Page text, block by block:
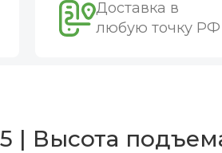
Доставка в
любую точку РФ
| Высота